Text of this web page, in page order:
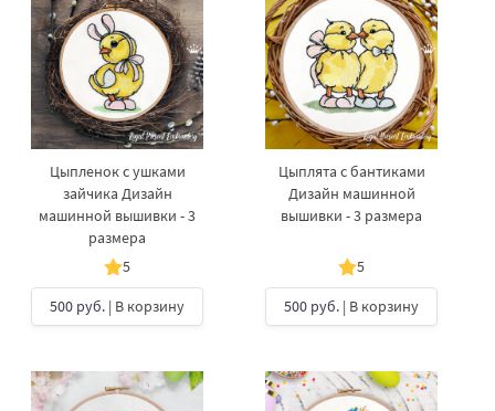
Цыпленок с ушками
зайчика Дизайн
машинной вышивки - 3
размера
5
500 руб. | В корзину
Цыплята с бантиками
Дизайн машинной
вышивки - 3 размера
5
500 руб. | В корзину